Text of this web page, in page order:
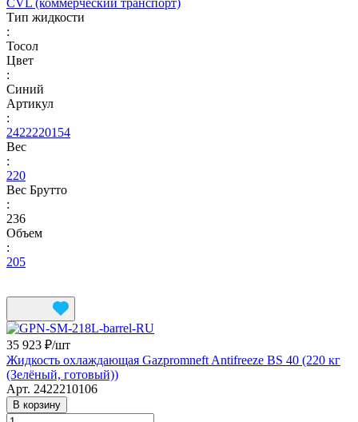
Тип жидкости
:
Тосол
Цвет
:
Синий
Артикул
:
2422220154
Вес
:
220
Вес Брутто
:
236
Объем
:
205
35 923 ₽/шт
Жидкость охлаждающая Gazpromneft Antifreeze BS 40 (220 кг
(Зелёный, готовый))
Арт. 2422210106
В корзину